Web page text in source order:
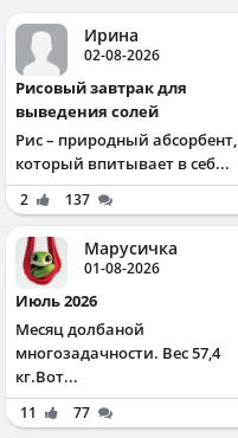
Ирина
02-08-2026
Рисовый завтрак для
выведения солей
Рис – природный абсорбент,
который впитывает в себ...
2 137
Марусичка
01-08-2026
Июль 2026
Месяц долбаной
многозадачности. Вес 57,4
кг.Вот...
11 77